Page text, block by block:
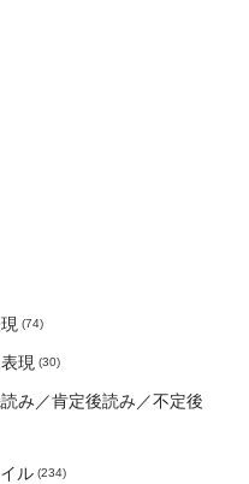
(74)
現 (30)
み／肯定後読み／不定後
ル (234)